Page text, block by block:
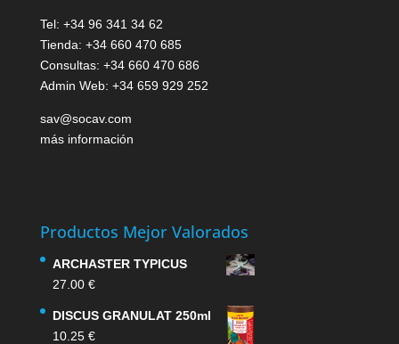
Tel: +34 96 341 34 62
Tienda: +34 660 470 685
Consultas: +34 660 470 686
Admin Web: +34 659 929 252
sav@socav.com
más información
Productos Mejor Valorados
ARCHASTER TYPICUS
27.00 €
DISCUS GRANULAT 250ml
10.25 €